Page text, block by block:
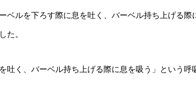
ベルを下ろす際に息を吐く、バーベル持ち上げる際
た。
吐く、バーベル持ち上げる際に息を吸う」という呼